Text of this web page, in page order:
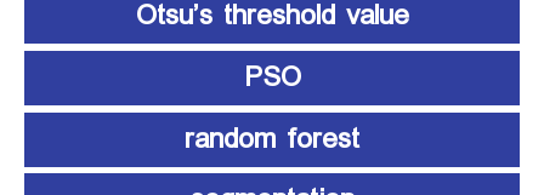
Otsu’s threshold value
PSO
random forest